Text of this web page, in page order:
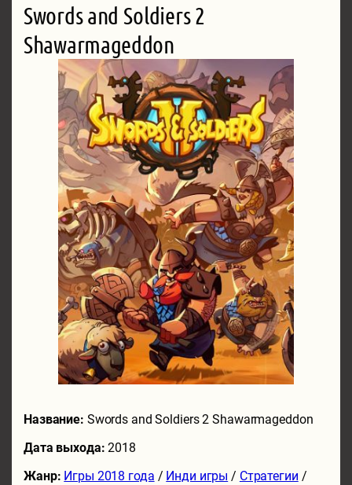
Swords and Soldiers 2
Shawarmageddon
Название: Swords and Soldiers 2 Shawarmageddon
Дата выхода:2018
Жанр: Игры 2018 года / Инди игры / Стратегии /